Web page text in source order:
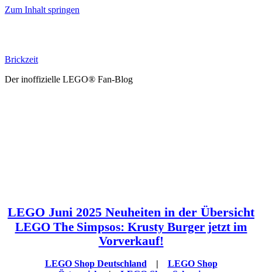
Zum Inhalt springen
Brickzeit
Der inoffizielle LEGO® Fan-Blog
LEGO Juni 2025 Neuheiten in der Übersicht
LEGO The Simpsos: Krusty Burger jetzt im
Vorverkauf!
LEGO Shop Deutschland | LEGO Shop